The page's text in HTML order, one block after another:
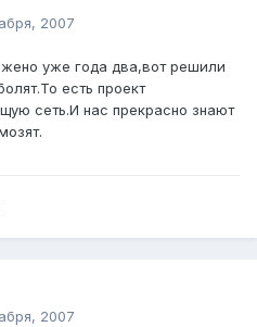
2007
уже года два,вот решили
есть проект
сеть.И нас прекрасно знают
2007